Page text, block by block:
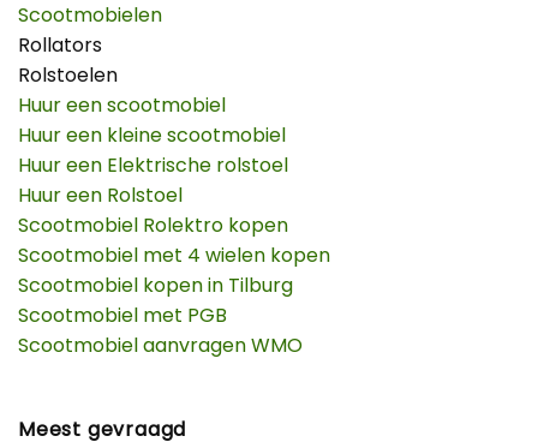
Scootmobielen
Rollators
Rolstoelen
Huur een scootmobiel
Huur een kleine scootmobiel
Huur een Elektrische rolstoel
Huur een Rolstoel
Scootmobiel Rolektro kopen
Scootmobiel met 4 wielen kopen
Scootmobiel kopen in Tilburg
Scootmobiel met PGB
Scootmobiel aanvragen WMO
Meest gevraagd